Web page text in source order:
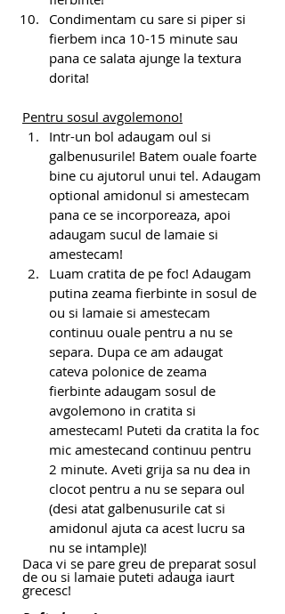
Condimentam cu sare si piper si
fierbem inca 10-15 minute sau
pana ce salata ajunge la textura
dorita!
Pentru sosul avgolemono!
Intr-un bol adaugam oul si
galbenusurile! Batem ouale foarte
bine cu ajutorul unui tel. Adaugam
optional amidonul si amestecam
pana ce se incorporeaza, apoi
adaugam sucul de lamaie si
amestecam!
Luam cratita de pe foc! Adaugam
putina zeama fierbinte in sosul de
ou si lamaie si amestecam
continuu ouale pentru a nu se
separa. Dupa ce am adaugat
cateva polonice de zeama
fierbinte adaugam sosul de
avgolemono in cratita si
amestecam! Puteti da cratita la foc
mic amestecand continuu pentru
2 minute. Aveti grija sa nu dea in
clocot pentru a nu se separa oul
(desi atat galbenusurile cat si
amidonul ajuta ca acest lucru sa
nu se intample)!
Daca vi se pare greu de preparat sosul
de ou si lamaie puteti adauga iaurt
grecesc!